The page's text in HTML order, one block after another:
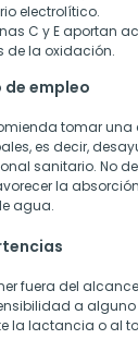
electrolítico.
C y E aportan
de la oxidación.
de empleo
tomar
es decir,
sanitario. No
la
agua.
fuera del
a
la lactancia o al